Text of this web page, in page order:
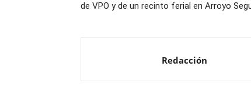
de VPO y de un recinto ferial en Arroyo
Redacción